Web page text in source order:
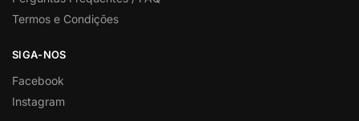
Termos e Condições
SIGA-NOS
Facebook
Instagram